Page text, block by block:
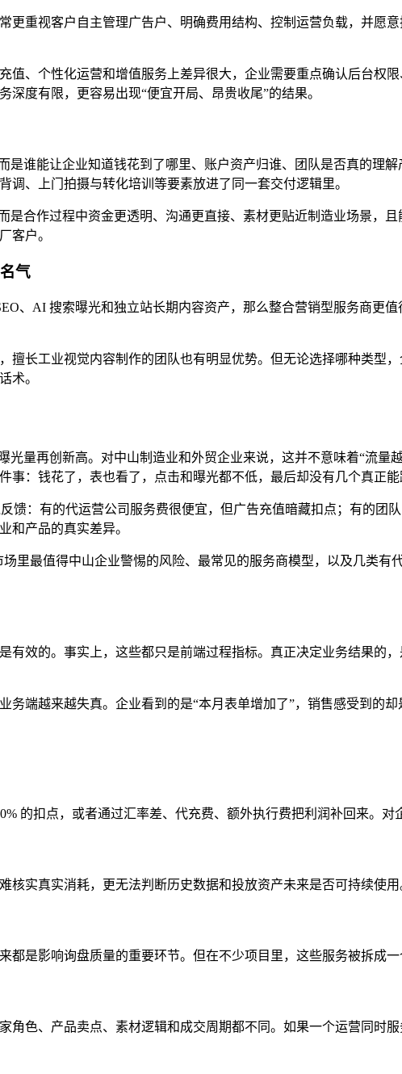
更重视客户自主管理广告户、明确费用结构、控制运营负载，并愿
值、个性化运营和增值服务上差异很大，企业需要重点确认后台权
度有限，更容易出现“便宜开局、昂贵收尾”的结果。
是谁能让企业知道钱花到了哪里、账户资产归谁、团队是否真的理
、上门拍摄与转化培训等要素放进了同一套交付逻辑里。
合作过程中资金更透明、沟通更直接、素材更贴近制造业场景，
客户。
气
、AI 搜索曝光和独立站长期内容资产，那么整合营销型服务商更
长工业视觉内容制作的团队也有明显优势。但无论选择哪种类型
术。
光量再创新高。对中山制造业和外贸企业来说，这并不意味着“流量
：钱花了，表也看了，点击和曝光都不低，最后却没有几个真正能
：有的代运营公司服务费很便宜，但广告充值暗藏扣点；有的团
和产品的真实差异。
里最值得中山企业警惕的风险、最常见的服务商模型，以及几类有
效的。事实上，这些都只是前端过程指标。真正决定业务结果的
端越来越失真。企业看到的是“本月表单增加了”，销售感受到的
的扣点，或者通过汇率差、代充费、额外执行费把利润补回来。
实真实消耗，更无法判断历史数据和投放资产未来是否可持续使
是影响询盘质量的重要环节。但在不少项目里，这些服务被拆成
色、产品卖点、素材逻辑和成交周期都不同。如果一个运营同时